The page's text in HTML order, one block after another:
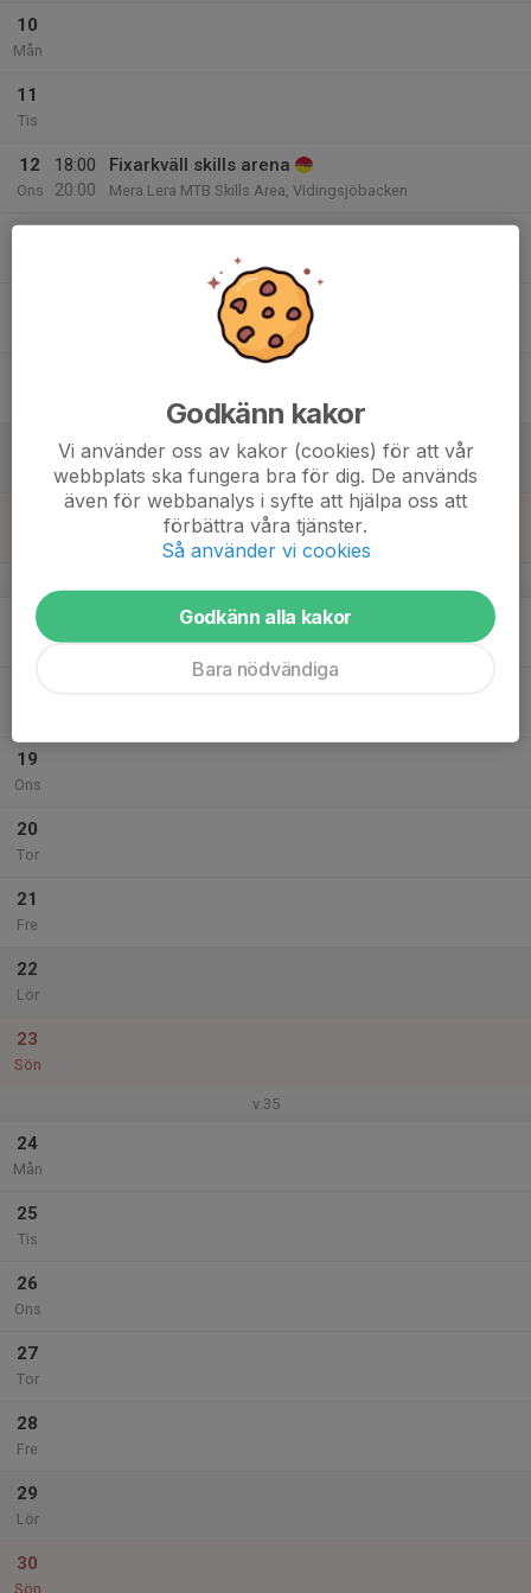
10
Mån
11
Tis
12
Ons
18:00
20:00
Fixarkväll skills arena
Mera Lera MTB Skills Area, Vidingsjöbacken
17
19
Ons
20
Tor
21
Fre
22
Lör
23
Sön
v.35
24
Mån
25
Tis
26
Ons
27
Tor
28
Fre
29
Lör
30
Sön
Godkänn kakor
Vi använder oss av kakor (cookies) för att vår
webbplats ska fungera bra för dig. De används
även för webbanalys i syfte att hjälpa oss att
förbättra våra tjänster.
Så använder vi cookies
Godkänn alla kakor
Bara nödvändiga